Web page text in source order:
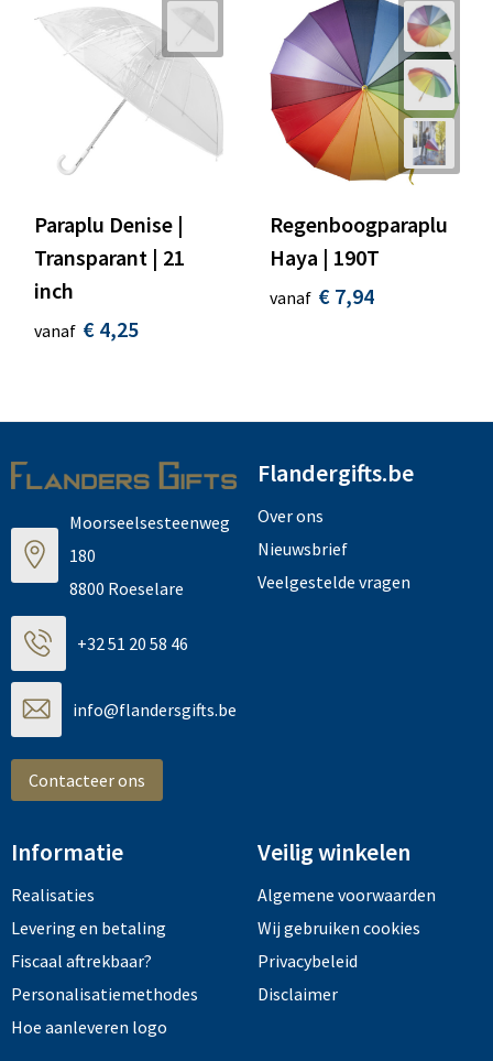
Paraplu Denise |
Transparant | 21
inch
vanaf € 4,25
Regenboogparaplu
Haya | 190T
vanaf € 7,94
Moorseelsesteenweg
180
8800 Roeselare
+32 51 20 58 46
info@flandersgifts.be
Contacteer ons
Flandergifts.be
Over ons
Nieuwsbrief
Veelgestelde vragen
Informatie
Realisaties
Levering en betaling
Fiscaal aftrekbaar?
Personalisatiemethodes
Hoe aanleveren logo
Veilig winkelen
Algemene voorwaarden
Wij gebruiken cookies
Privacybeleid
Disclaimer